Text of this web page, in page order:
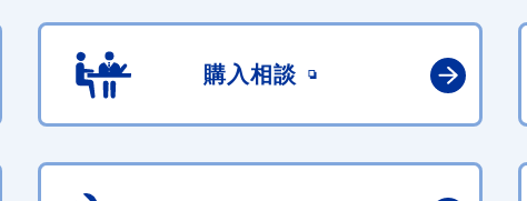
購入相談